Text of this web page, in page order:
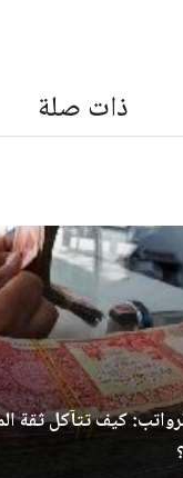
ذات صلة
كيف تتآكل ثقة